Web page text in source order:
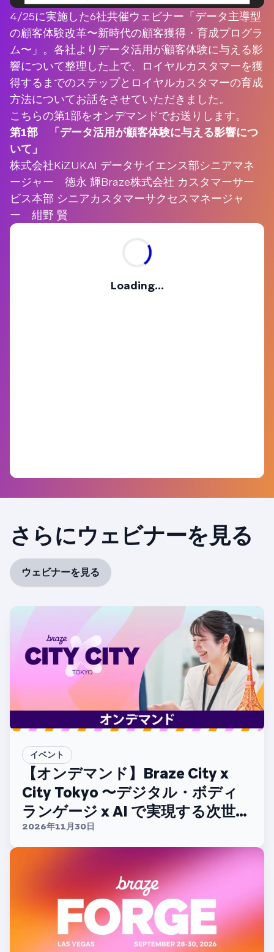
4/25に実施した6社共催ウェビナー「データ主導型
の顧客体験改革〜新時代の顧客獲得・育成プログラ
ム〜」。各社よりデータ活用が顧客体験に与える影
響について整理した上で、ロイヤルカスタマーを獲
得するまでのステップとロイヤルカスタマーの育成
方法についてお話をさせていただきました。
こちらの第1部をオンデマンドでお送りします。
第1部 「データ活用が顧客体験に与える影響につ
いて」
株式会社KiZUKAI データサイエンス部シニアマネ
ージャー 徳永 輝Braze株式会社 カスタマーサー
ビス本部 シニアカスタマーサクセスマネージャ
ー 紺野 賢
Loading...
さらにウェビナーを見る
ウェビナーを見る
イベント
【オンデマンド】Braze City x
City Tokyo 〜デジタル・ボディ
ランゲージ x AI で実現する次世代
CX〜
2026年11月30日